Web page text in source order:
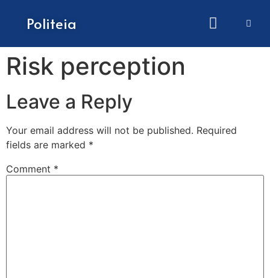
Politeia
Risk perception
Leave a Reply
Your email address will not be published. Required
fields are marked *
Comment *